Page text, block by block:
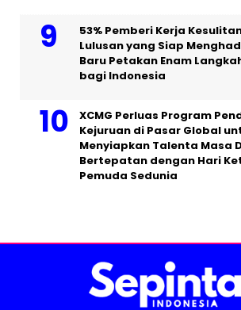
53% Pemberi Kerja
Lulusan yang Siap
Baru Petakan Enam
bagi Indonesia
XCMG Perluas Program
Kejuruan di Pasar Global
Menyiapkan Talenta Masa
Bertepatan dengan Hari
Pemuda Sedunia